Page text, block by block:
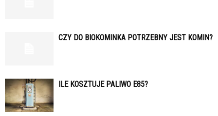
CZY DO BIOKOMINKA POTRZEBNY JEST KOMIN?
ILE KOSZTUJE PALIWO E85?